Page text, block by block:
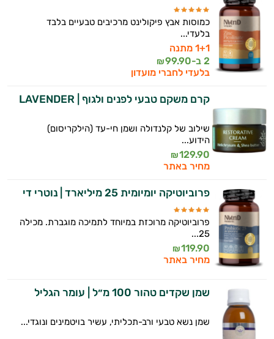
כמוסות אבץ פיקולינט מרכיבים טבעיים בלבד
בלעדי...
1+1 מתנה
2 ב-
99.90
₪
בלעדי לחברי מועדון
קרם משקם טבעי לפנים ולגוף | LAVENDER
שילוב של קלנדולה ושמן חי-עד (הילקריסום)
הידוע...
129.90
₪
מחיר באתר
פרוביוטיקה יומיומית 25 מיליארד | נוטרי די
פרוביוטיקה מרוכזת במיוחד לתמיכה מוגברת. מכילה
25...
119.90
₪
מחיר באתר
שמן שקדים טהור 100 מ״ל | עומר הגליל
שמן נשא טבעי ורב-תכליתי, עשיר בויטמינים ונוגדי...